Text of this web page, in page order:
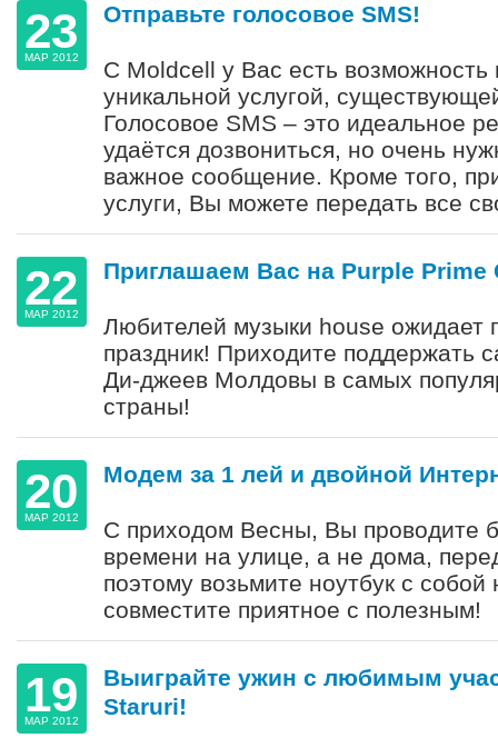
23
МАР 2012
Отправьте голосовое SMS!
С Moldcell у Вас есть возможность
уникальной услугой,
Голосовое SMS – это идеальное
удаётся дозвониться, но очень
важное сообщение. Кроме того,
услуги, Вы можете передать все
22
МАР 2012
Приглашаем Вас на Purple Prime
Любителей музыки house ожидает
праздник! Приходите поддержать
Ди-джеев Молдовы в самых
страны!
20
МАР 2012
Модем за 1 лей и двойной
С приходом Весны, Вы проводите
времени на улице, а не дома,
поэтому возьмите ноутбук с собой
совместите приятное с полезным!
19
МАР 2012
Выиграйте ужин с любимым
Staruri!